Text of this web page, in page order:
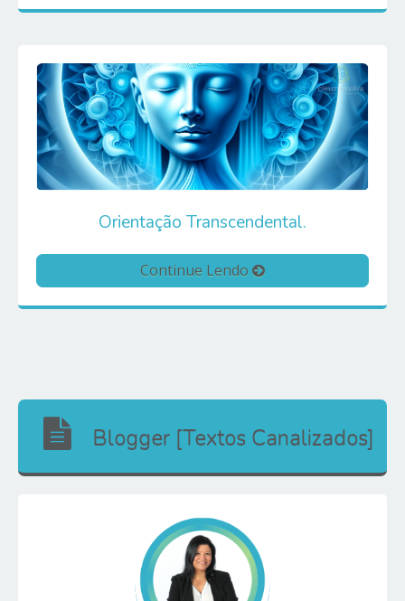
Orientação Transcendental.
Continue Lendo
Blogger [Textos Canalizados]